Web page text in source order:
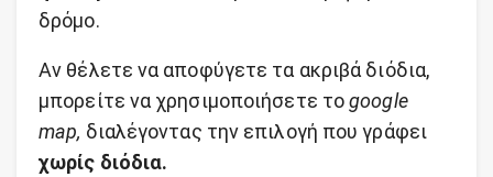
δρόμο.
Αν θέλετε να αποφύγετε τα ακριβά διόδια,
μπορείτε να χρησιμοποιήσετε τοgoogle
map, διαλέγοντας την επιλογή που γράφει
χωρίς διόδια.